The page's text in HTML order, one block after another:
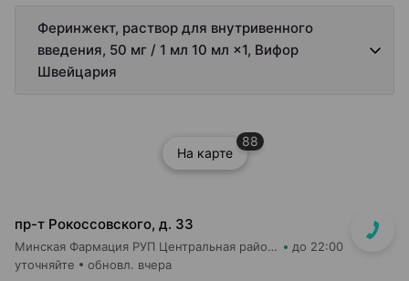
Феринжект, раствор для внутривенного
введения, 50 мг / 1 мл 10 мл ×1, Вифор
Швейцария
На карте
88
пр-т Рокоссовского, д. 33
Минская Фармация РУП Центральная районная аптека №182 до 22:00
уточняйте обновл. вчера